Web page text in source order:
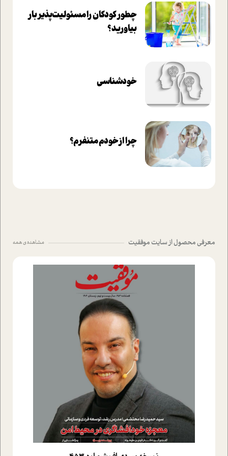
چطور کودکان را مسئولیت‌پذیر بار
بیاورید؟
خودشناسی
چرا از خودم متنفرم؟
معرفی محصول از سایت موفقیت مشاهده ی همه